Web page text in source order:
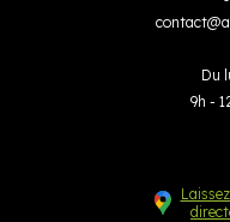
contact@
Du
9h -